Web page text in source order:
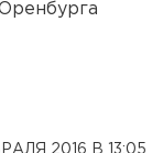
2016 В 13:05